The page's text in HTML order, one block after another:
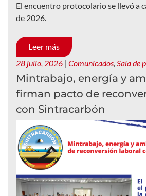
El encuentro protocolario se llevó a
de 2026.
Leer más
28 julio, 2026 | Comunicados, Sala de
Mintrabajo, energía y
firman pacto de
con Sintracarbón